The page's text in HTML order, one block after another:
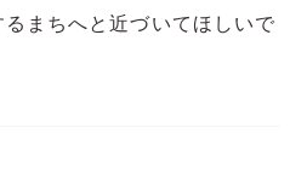
まちへと近づいてほしいで